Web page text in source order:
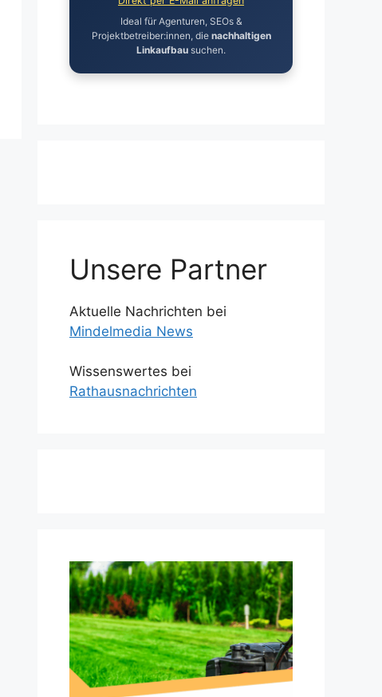
Ideal für Agenturen, SEOs &
Projektbetreiber:innen, die nachhaltigen
Linkaufbau suchen.
Unsere Partner
Aktuelle Nachrichten bei
Mindelmedia News
Wissenswertes bei
Rathausnachrichten